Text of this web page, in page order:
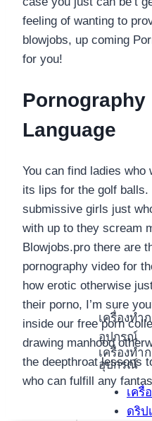
เครื่องทำ
อุปกรณ์
เครื่องทำ
อุปกรณ์
เครื่
ดริป
feeling of wanting to
blowjobs, up coming
for you!
Pornography
Language
You can find ladies who
its lips for the golf balls.
submissive girls just
with up to they scream
Blowjobs.pro there are
pornography video for
how erotic otherwise
their porno, I’m sure
inside our free porn
drawing manhood
the deepthroat lessons
who can fulfill any